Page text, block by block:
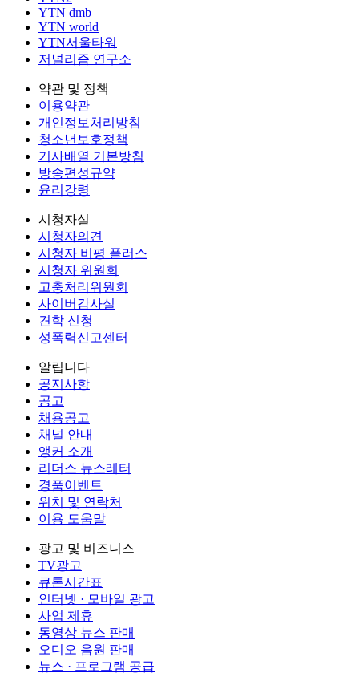
YTN dmb
YTN world
YTN서울타워
저널리즘 연구소
약관 및 정책
이용약관
개인정보처리방침
청소년보호정책
기사배열 기본방침
방송편성규약
윤리강령
시청자실
시청자의견
시청자 비평 플러스
시청자 위원회
고충처리위원회
사이버감사실
견학 신청
성폭력신고센터
알립니다
공지사항
공고
채용공고
채널 안내
앵커 소개
리더스 뉴스레터
경품이벤트
위치 및 연락처
이용 도움말
광고 및 비즈니스
TV광고
큐톤시간표
인터넷 · 모바일 광고
사업 제휴
동영상 뉴스 판매
오디오 음원 판매
뉴스 · 프로그램 공급